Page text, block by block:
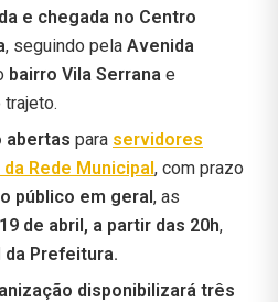
e chegada no Centro
, seguindo pela Avenida
bairro Vila Serrana e
abertas para servidores
Rede Municipal, com prazo
público em geral, as
19 de abril, a partir das 20h,
Prefeitura.
disponibilizará três